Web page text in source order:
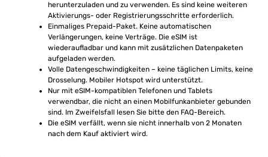
herunterzuladen und zu verwenden. Es sind keine weiteren
Aktivierungs- oder Registrierungsschritte erforderlich.
Einmaliges Prepaid-Paket. Keine automatischen
Verlängerungen, keine Verträge. Die eSIM ist
wiederaufladbar und kann mit zusätzlichen Datenpaketen
aufgeladen werden.
Volle Datengeschwindigkeiten – keine täglichen Limits, keine
Drosselung. Mobiler Hotspot wird unterstützt.
Nur mit eSIM-kompatiblen Telefonen und Tablets
verwendbar, die nicht an einen Mobilfunkanbieter gebunden
sind. Im Zweifelsfall lesen Sie bitte den FAQ-Bereich.
Die eSIM verfällt, wenn sie nicht innerhalb von 2 Monaten
nach dem Kauf aktiviert wird.